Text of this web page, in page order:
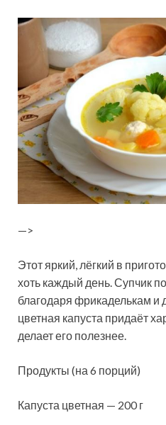
—>
Этот яркий, лёгкий в
хоть каждый день. Супчик
благодаря фрикаделькам и
цветная капуста придаёт
делает его полезнее.
Продукты (на 6 порций)
Капуста цветная — 200 г